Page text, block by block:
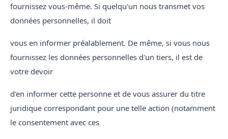
fournissez vous-même. Si quelqu'un nous transmet vos
données personnelles, il doit
vous en informer préalablement. De même, si vous nous
fournissez les données personnelles d'un tiers, il est de
votre devoir
d'en informer cette personne et de vous assurer du titre
juridique correspondant pour une telle action (notamment
le consentement avec ces